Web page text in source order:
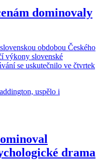
dominovaly
obdobou Českého
výkony slovenské
se uskutečnilo ve čtvrtek
drama